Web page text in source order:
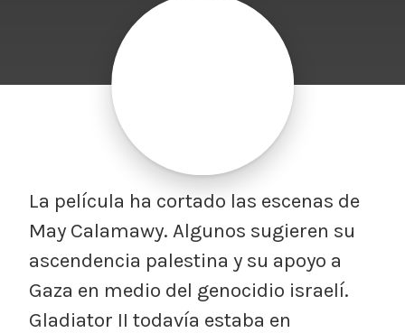
La película ha cortado las escenas de
May Calamawy. Algunos sugieren su
ascendencia palestina y su apoyo a
Gaza en medio del genocidio israelí.
Gladiator II todavía estaba en